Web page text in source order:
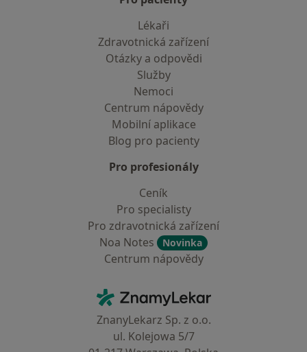
Lékaři
Zdravotnická zařízení
Otázky a odpovědi
Služby
Nemoci
Centrum nápovědy
Mobilní aplikace
Blog pro pacienty
Pro profesionály
Ceník
Pro specialisty
Pro zdravotnická zařízení
Noa Notes
Novinka
Centrum nápovědy
ZnamyLekar - Hlavní stránka
ZnanyLekarz Sp. z o.o.
ul. Kolejowa 5/7